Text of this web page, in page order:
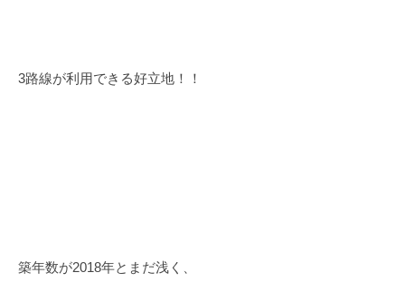
3路線が利用できる好立地！！
築年数が2018年とまだ浅く、